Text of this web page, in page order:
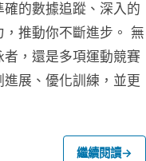
的數據追蹤、深入的
推動你不斷進步。 無
，還是多項運動競賽
展、優化訓練，並更
繼續閱讀→